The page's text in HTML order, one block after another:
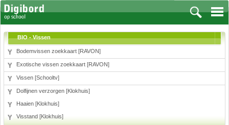
Vakken
Aardrijkskunde
Biologie
Engels
BIO - Vissen
Bodemvissen zoekkaart [RAVON]
Exotische vissen zoekkaart [RAVON]
Vissen [Schooltv]
Dolfijnen verzorgen [Klokhuis]
Haaien [Klokhuis]
Visstand [Klokhuis]